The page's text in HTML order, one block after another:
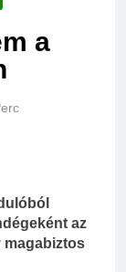
a
az
magabiztos